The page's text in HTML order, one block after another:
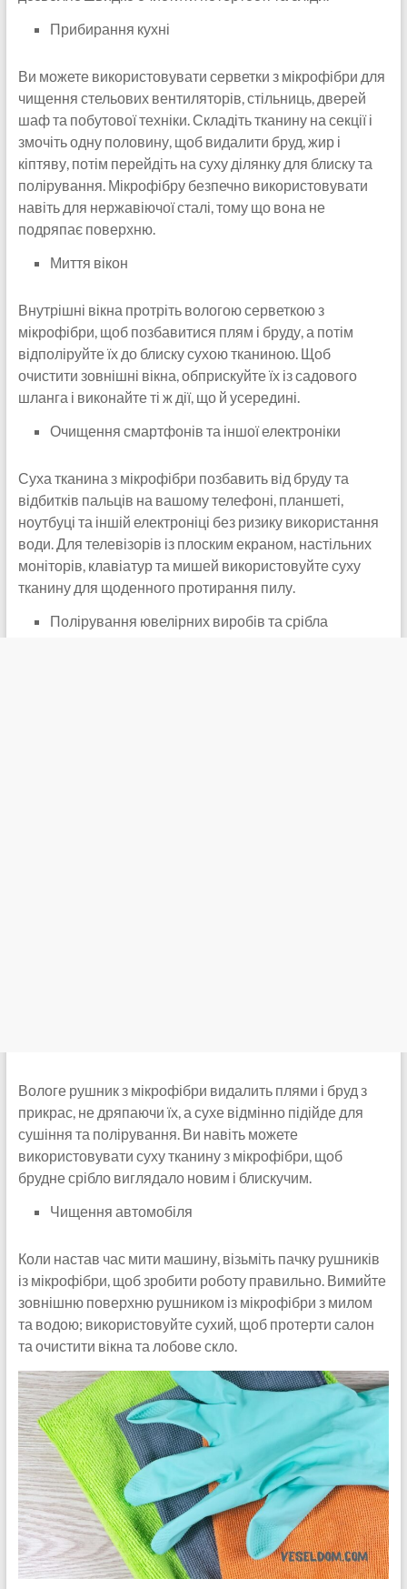
Прибирання кухні
Ви можете використовувати серветки з мікрофібри для
чищення стельових вентиляторів, стільниць, дверей
шаф та побутової техніки. Складіть тканину на секції і
змочіть одну половину, щоб видалити бруд, жир і
кіптяву, потім перейдіть на суху ділянку для блиску та
полірування. Мікрофібру безпечно використовувати
навіть для нержавіючої сталі, тому що вона не
подряпає поверхню.
Миття вікон
Внутрішні вікна протріть вологою серветкою з
мікрофібри, щоб позбавитися плям і бруду, а потім
відполіруйте їх до блиску сухою тканиною. Щоб
очистити зовнішні вікна, обприскуйте їх із садового
шланга і виконайте ті ж дії, що й усередині.
Очищення смартфонів та іншої електроніки
Суха тканина з мікрофібри позбавить від бруду та
відбитків пальців на вашому телефоні, планшеті,
ноутбуці та іншій електроніці без ризику використання
води. Для телевізорів із плоским екраном, настільних
моніторів, клавіатур та мишей використовуйте суху
тканину для щоденного протирання пилу.
Полірування ювелірних виробів та срібла
Вологе рушник з мікрофібри видалить плями і бруд з
прикрас, не дряпаючи їх, а сухе відмінно підійде для
сушіння та полірування. Ви навіть можете
використовувати суху тканину з мікрофібри, щоб
брудне срібло виглядало новим і блискучим.
Чищення автомобіля
Коли настав час мити машину, візьміть пачку рушників
із мікрофібри, щоб зробити роботу правильно. Вимийте
зовнішню поверхню рушником із мікрофібри з милом
та водою; використовуйте сухий, щоб протерти салон
та очистити вікна та лобове скло.